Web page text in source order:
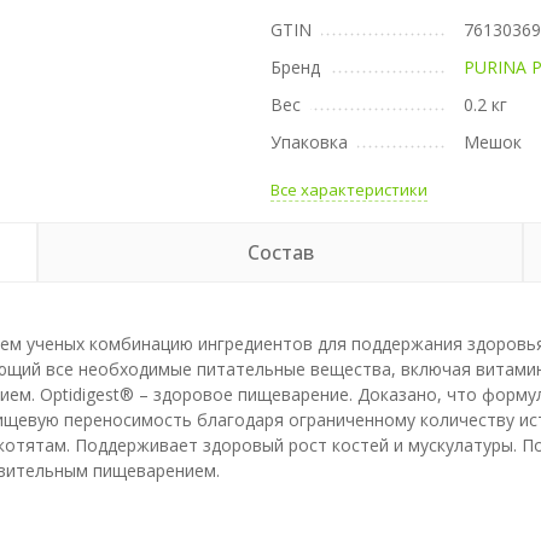
GTIN
Бренд
PURINA
Вес
0.2 кг
Упаковка
Мешок
Все характеристики
Состав
ученых комбинацию ингредиентов для поддержания
все необходимые питательные вещества, включая
Optidigest® – здоровое пищеварение. Доказано, что
переносимость благодаря ограниченному количеству
Поддерживает здоровый рост костей и мускулатуры.
пищеварением.